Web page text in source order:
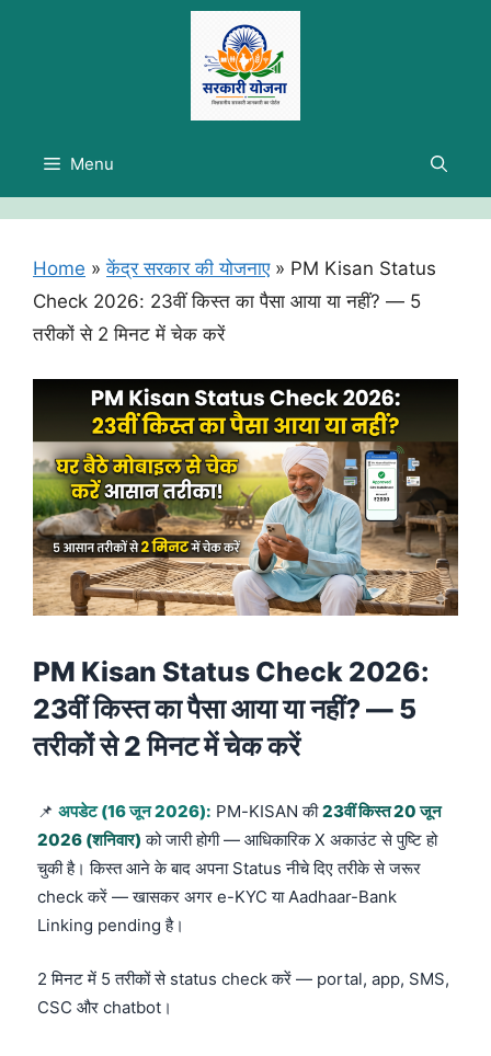
Menu
Home »केंद्र सरकार की योजनाए» PM Kisan Status
Check 2026: 23वीं किस्त का पैसा आया या नहीं? — 5
तरीकों से 2 मिनट में चेक करें
PM Kisan Status Check 2026:
23वीं किस्त का पैसा आया या नहीं? — 5
तरीकों से 2 मिनट में चेक करें
📌 अपडेट (16 जून 2026): PM-KISAN की23वीं किस्त 20 जून
2026 (शनिवार) को जारी होगी — आधिकारिक X अकाउंट से पुष्टि हो
चुकी है। किस्त आने के बाद अपना Status नीचे दिए तरीके से जरूर
check करें — खासकर अगर e-KYC या Aadhaar-Bank
Linking pending है।
2 मिनट में 5 तरीकों से status check करें — portal, app, SMS,
CSC और chatbot।